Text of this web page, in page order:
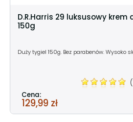
D.R.Harris 29 luksusowy
150g
Duży tygiel 150g. Bez parabenów. Wysoko
Cena:
129,99 zł